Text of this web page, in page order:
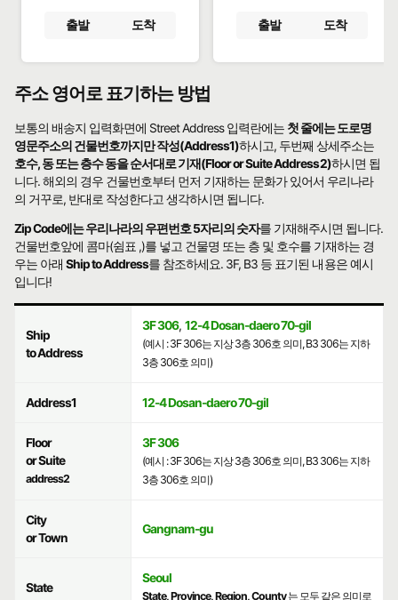
출발 도착 출발 도착
주소 영어로 표기하는 방법
보통의 배송지 입력화면에 Street Address 입력란에는 첫 줄에는 도로명
영문주소의 건물번호까지만 작성(Address1)하시고, 두번째 상세주소는
호수, 동 또는 층수 동을 순서대로 기재(Floor or Suite Address2)하시면 됩
니다. 해외의 경우 건물번호부터 먼저 기재하는 문화가 있어서 우리나라
의 거꾸로, 반대로 작성한다고 생각하시면 됩니다.
Zip Code에는 우리나라의 우편번호 5자리의 숫자를 기재해주시면 됩니다.
건물번호앞에 콤마(쉼표 ,)를 넣고 건물명 또는 층 및 호수를 기재하는 경
우는 아래Ship to Address를 참조하세요. 3F, B3 등 표기된 내용은 예시
입니다!
Ship
to Address
3F 306, 12-4 Dosan-daero 70-gil
(예시 : 3F 306는 지상 3층 306호 의미, B3 306는 지하
3층 306호 의미)
Address1 12-4 Dosan-daero 70-gil
Floor
or Suite
address2
3F 306
(예시 : 3F 306는 지상 3층 306호 의미, B3 306는 지하
3층 306호 의미)
City
or Town
Gangnam-gu
State
Seoul
State, Province, Region, County는 모두 같은 의미로